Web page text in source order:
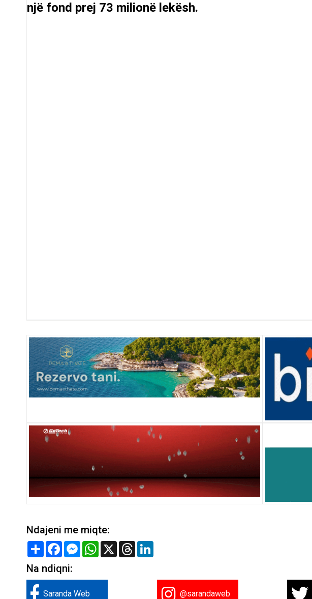
një fond prej 73 milionë lekësh.
Ndajeni me miqte:
Share FacebookMessenger
WhatsApp
X Threads
Na ndiqni:
Saranda Web @sarandaweb